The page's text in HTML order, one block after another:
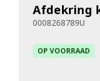
Afdekring
0008268789U
OP VOORRAAD